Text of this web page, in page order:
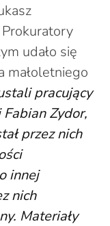
udało się
małoletniego
pracujący
Zydor,
przez nich
innej
nich
Materiały